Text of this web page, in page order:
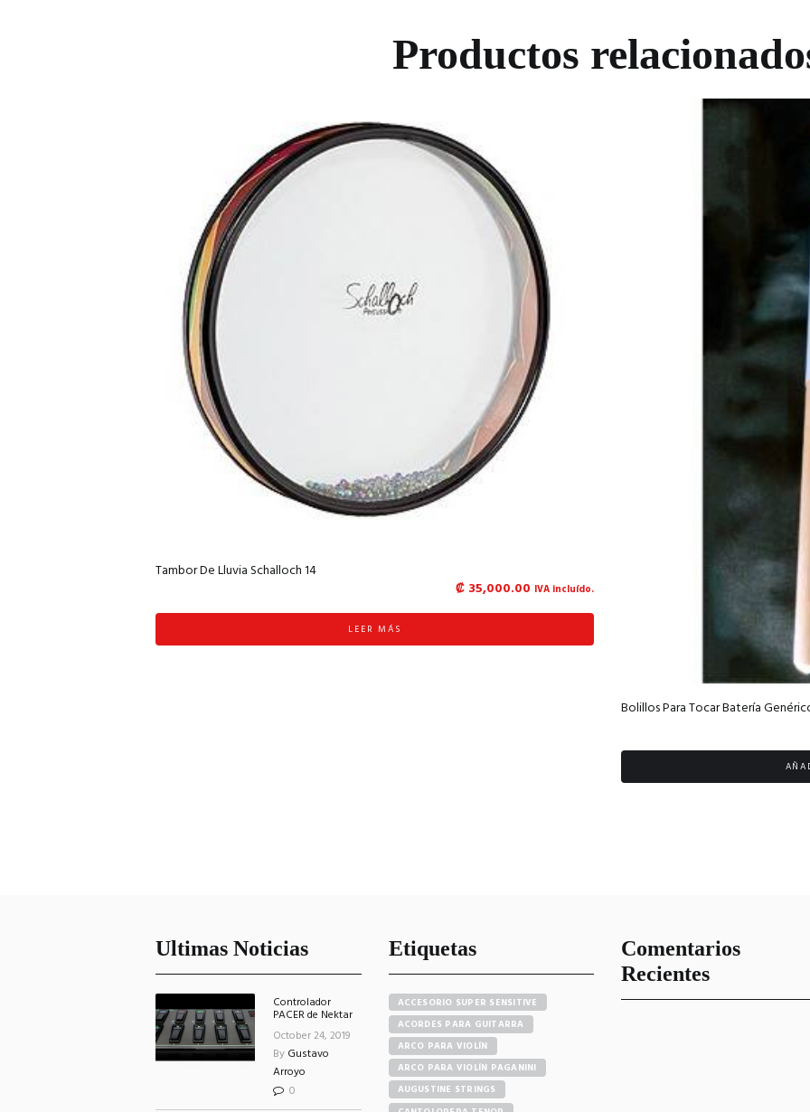
Productos
Tambor De Lluvia Schalloch 14
₡ 35,000.00 IVA incluído.
LEER MÁS
Bolillos Para Tocar Batería
Ultimas Noticias
Controlador
PACER de Nektar
October 24, 2019
By Gustavo
Arroyo
0
Etiquetas
ACCESORIO SUPER SENSITIVE
ACORDES PARA GUITARRA
ARCO PARA VIOLÍN
ARCO PARA VIOLÍN PAGANINI
AUGUSTINE STRINGS
Comentarios
Recientes